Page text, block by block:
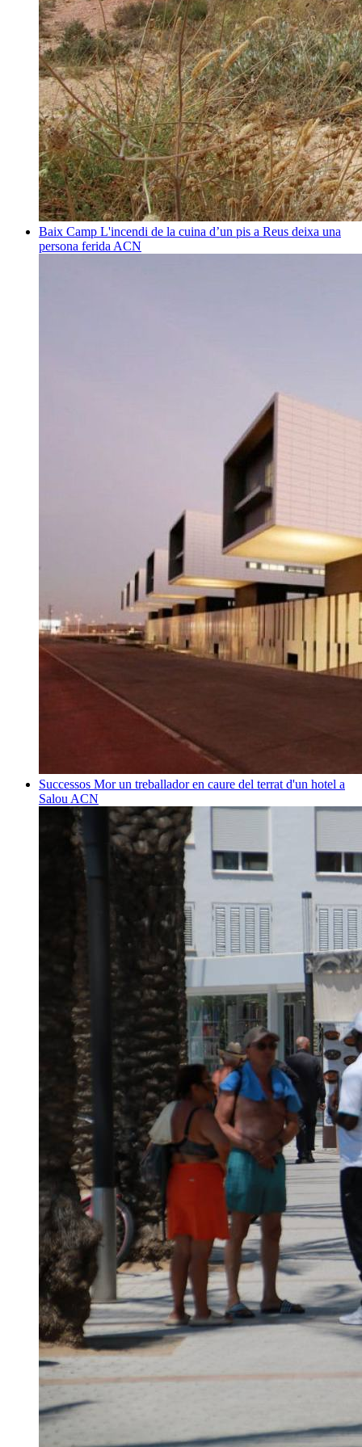
Baix Camp L'incendi de la cuina d’un pis a Reus deixa una
persona ferida ACN
Successos Mor un treballador en caure del terrat d'un hotel a
Salou ACN